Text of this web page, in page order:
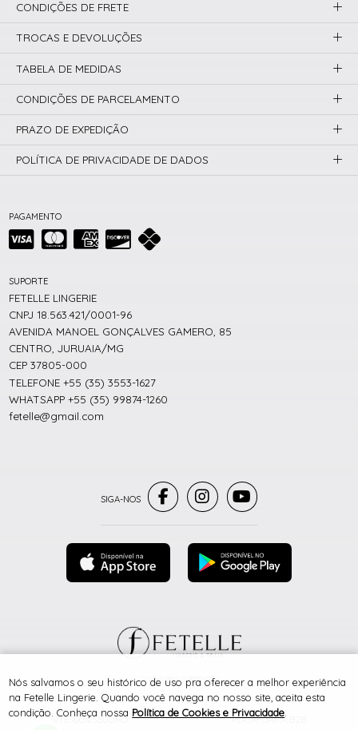
PAGAMENTO
SITE 100% SEGURO PLATAFORMA B2B
SUPORTE
FETELLE LINGERIE
CNPJ 18.563.421/0001-96
AVENIDA MANOEL GONÇALVES GAMERO, 85
CENTRO, JURUAIA/MG
CEP 37805-000
TELEFONE +55 (35) 3553-1627
WHATSAPP +55 (35) 99874-1260
fetelle@gmail.com
CONDIÇÕES DE FRETE
TROCAS E DEVOLUÇÕES
TABELA DE MEDIDAS
CONDIÇÕES DE PARCELAMENTO
PRAZO DE EXPEDIÇÃO
POLÍTICA DE PRIVACIDADE DE DADOS
® TODOS DIREITOS RESERVADOS
Nós salvamos o seu histórico de uso pra oferecer a melhor experiência
na Fetelle Lingerie. Quando você navega no nosso site, aceita esta
condição. Conheça nossa Política de Cookies e Privacidade